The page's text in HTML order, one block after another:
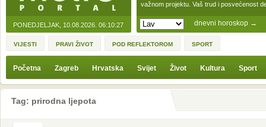
PONEDJELJAK, 10.08.2026. 06:10:27 dnevni horoskop →
važnom projektu. Vaš trud i posvećenost
VIJESTI PRAVI ŽIVOT POD REFLEKTOROM SPORT
Početna Zagreb Hrvatska Svijet Život Kultura Sport
Tag: prirodna ljepota